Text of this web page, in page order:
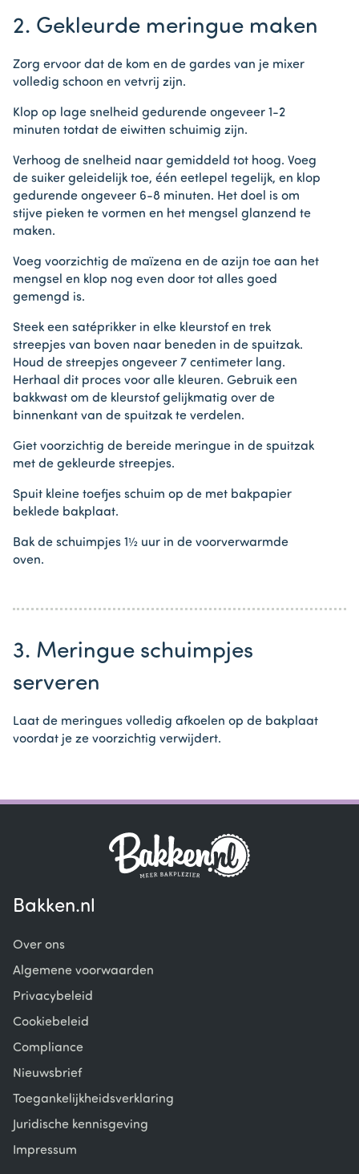
2. Gekleurde meringue maken
Zorg ervoor dat de kom en de gardes van je mixer
volledig schoon en vetvrij zijn.
Klop op lage snelheid gedurende ongeveer 1-2
minuten totdat de eiwitten schuimig zijn.
Verhoog de snelheid naar gemiddeld tot hoog. Voeg
de suiker geleidelijk toe, één eetlepel tegelijk, en klop
gedurende ongeveer 6-8 minuten. Het doel is om
stijve pieken te vormen en het mengsel glanzend te
maken.
Voeg voorzichtig de maïzena en de azijn toe aan het
mengsel en klop nog even door tot alles goed
gemengd is.
Steek een satéprikker in elke kleurstof en trek
streepjes van boven naar beneden in de spuitzak.
Houd de streepjes ongeveer 7 centimeter lang.
Herhaal dit proces voor alle kleuren. Gebruik een
bakkwast om de kleurstof gelijkmatig over de
binnenkant van de spuitzak te verdelen.
Giet voorzichtig de bereide meringue in de spuitzak
met de gekleurde streepjes.
Spuit kleine toefjes schuim op de met bakpapier
beklede bakplaat.
Bak de schuimpjes 1½ uur in de voorverwarmde
oven.
3. Meringue schuimpjes
serveren
Laat de meringues volledig afkoelen op de bakplaat
voordat je ze voorzichtig verwijdert.
Bakken.nl
Over ons
Algemene voorwaarden
Privacybeleid
Cookiebeleid
Compliance
Nieuwsbrief
Toegankelijkheidsverklaring
Juridische kennisgeving
Impressum